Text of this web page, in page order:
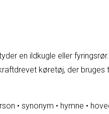
en ildkugle eller
køretøj, der bruges
• synonym • hymne •